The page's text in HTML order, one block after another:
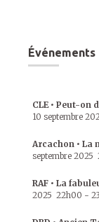
Événements
CLE • Peut-on
10 septembre
Arcachon • La
septembre 2025
RAF • La
2025 22h00 -